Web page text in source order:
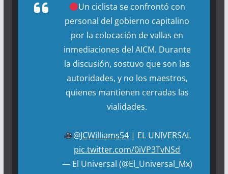
Un ciclista se confrontó con
personal del gobierno capitalino
por la colocación de vallas en
inmediaciones del AICM. Durante
la discusión, sostuvo que son las
autoridades, y no los maestros,
quienes mantienen cerradas las
vialidades.
@JCWilliams54| EL UNIVERSAL
pic.twitter.com/0iVP3TvNSd
— El Universal (@El_Universal_Mx)